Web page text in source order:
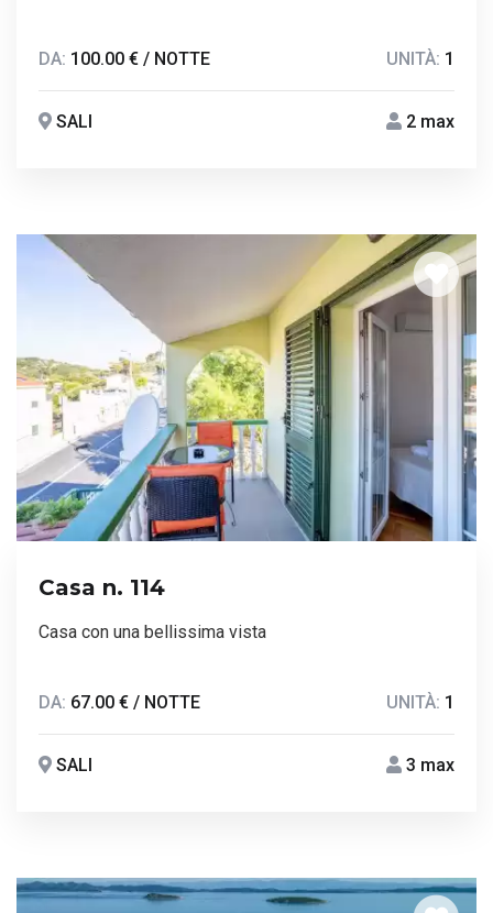
DA: 100.00 € / NOTTE UNITÀ: 1
SALI 2 max
Casa n. 114
Casa con una bellissima vista
DA: 67.00 € / NOTTE UNITÀ: 1
SALI 3 max